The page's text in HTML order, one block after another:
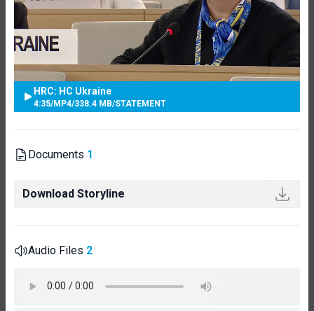
HRC: HC Ukraine
4:35/MP4/338.4 MB/STATEMENT
Documents 1
Download Storyline
Audio Files 2